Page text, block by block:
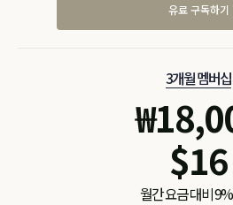
유료 구독하기
3개월 멤버십
₩
$16
월간 요금 대비